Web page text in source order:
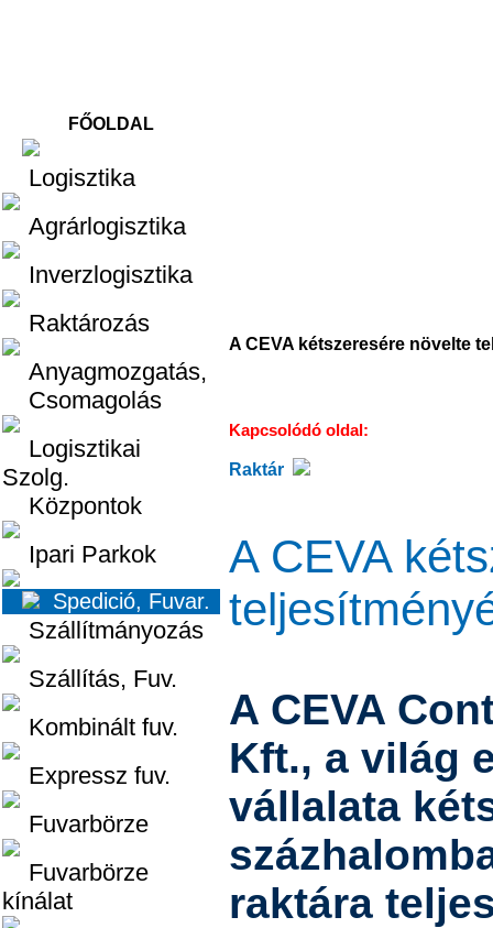
FŐOLDAL
Logisztika
Agrárlogisztika
Inverzlogisztika
Raktározás
Anyagmozgatás,
Csomagolás
Logisztikai
Szolg.
Központok
Ipari Parkok
Spedició, Fuvar.
Szállítmányozás
Szállítás, Fuv.
Kombinált fuv.
Expressz fuv.
Fuvarbörze
Fuvarbörze
kínálat
A CEVA kétszeresére növelte
Kapcsolódó oldal:
Raktár
A CEVA
A CEVA
Kft., a világ
vállalata
raktára